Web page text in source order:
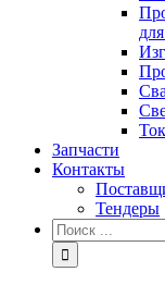
Запчасти
Контакты
Тендеры
Результат
поиска: